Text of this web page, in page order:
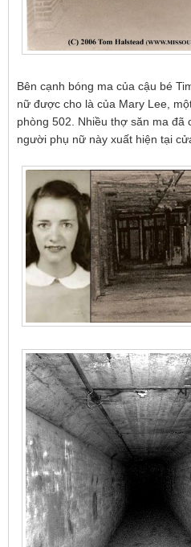
Bên cạnh bóng ma của cậu bé
nữ được cho là của Mary Lee,
phòng 502. Nhiều thợ săn ma đã
người phụ nữ này xuất hiện tại